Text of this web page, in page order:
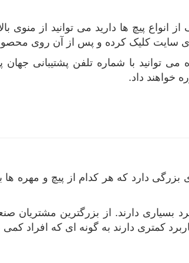
انواع پیچ ها دارید می توانید از
سایت کلیک کرده و پس از آن روی
می توانید با شماره تلفن پشتیبانی
خواهند داد.
بزرگی دارد که هر کدام از پیچ و
بسیاری دارند. از بزرگترین مشتریان
کمتری دارند به گونه ای که افراد